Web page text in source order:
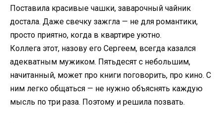
Поставила красивые чашки, заварочный чайник
достала. Даже свечку зажгла — не для романтики,
просто приятно, когда в квартире уютно.
Коллега этот, назову его Сергеем, всегда казался
адекватным мужиком. Пятьдесят с небольшим,
начитанный, может про книги поговорить, про кино. С
ним легко общаться — не нужно объяснять каждую
мысль по три раза. Поэтому и решила позвать.